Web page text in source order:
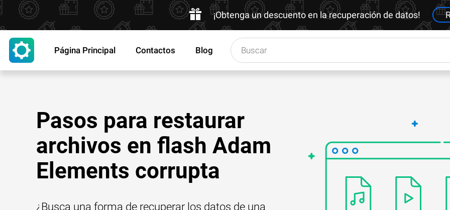
¡Obtenga un descuento en la recuperación de datos!
Página Principal Contactos Blog
Pasos para restaurar
archivos en flash Adam
Elements corrupta
¿Busca una forma de recuperar los datos de una